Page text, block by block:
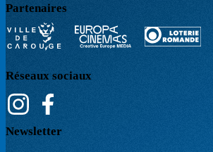
Partenaires
Réseaux sociaux
Newsletter